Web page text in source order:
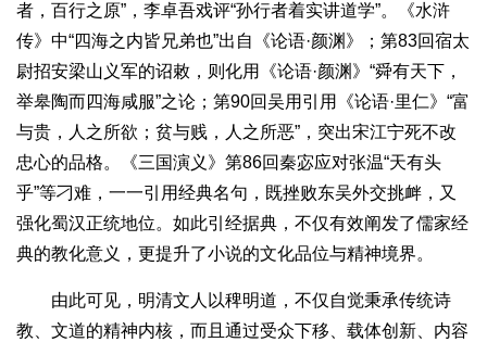
者，百行之原”，李卓吾戏评“孙行者着实讲道学”。《水浒
传》中“四海之内皆兄弟也”出自《论语·颜渊》；第83回宿太
尉招安梁山义军的诏敕，则化用《论语·颜渊》“舜有天下，
举皋陶而四海咸服”之论；第90回吴用引用《论语·里仁》“富
与贵，人之所欲；贫与贱，人之所恶”，突出宋江宁死不改
忠心的品格。《三国演义》第86回秦宓应对张温“天有头
乎”等刁难，一一引用经典名句，既挫败东吴外交挑衅，又
强化蜀汉正统地位。如此引经据典，不仅有效阐发了儒家经
典的教化意义，更提升了小说的文化品位与精神境界。
由此可见，明清文人以稗明道，不仅自觉秉承传统诗
教、文道的精神内核，而且通过受众下移、载体创新、内容